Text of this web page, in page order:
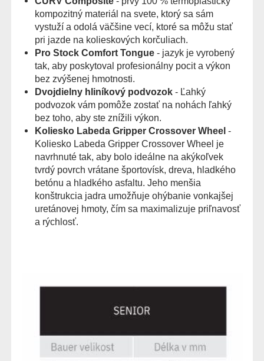
kompozitný materiál na svete, ktorý sa sám
vystuží a odolá väčšine vecí, ktoré sa môžu stať
pri jazde na kolieskových korčuliach.
Pro Stock Comfort Tongue - jazyk je vyrobený
tak, aby poskytoval profesionálny pocit a výkon
bez zvýšenej hmotnosti.
Dvojdielny hliníkový podvozok - Ľahký
podvozok vám pomôže zostať na nohách ľahký
bez toho, aby ste znížili výkon.
Koliesko Labeda Gripper Crossover Wheel -
Koliesko Labeda Gripper Crossover Wheel je
navrhnuté tak, aby bolo ideálne na akýkoľvek
tvrdý povrch vrátane športovísk, dreva, hladkého
betónu a hladkého asfaltu. Jeho menšia
konštrukcia jadra umožňuje ohýbanie vonkajšej
uretánovej hmoty, čím sa maximalizuje priľnavosť
a rýchlosť.